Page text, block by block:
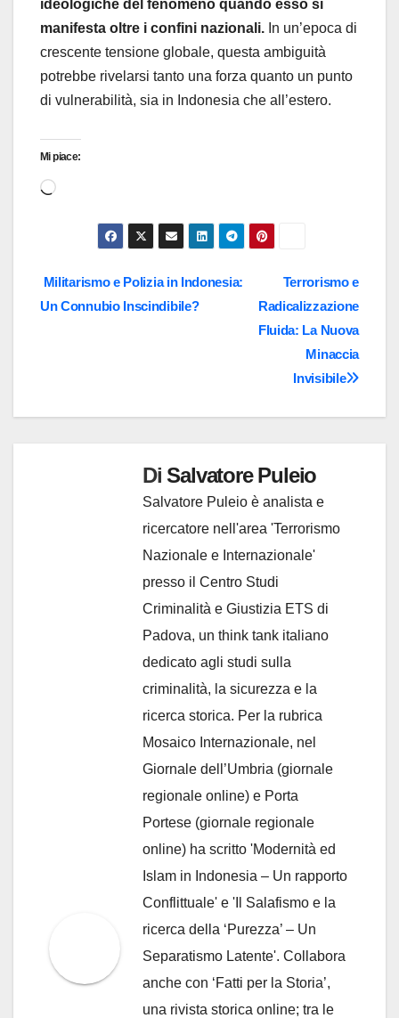
ideologiche del fenomeno quando esso si
manifesta oltre i confini nazionali. In un’epoca di
crescente tensione globale, questa ambiguità
potrebbe rivelarsi tanto una forza quanto un punto
di vulnerabilità, sia in Indonesia che all’estero.
Mi piace:
Caricamento
Navigazione
Terrorismo e
Radicalizzazione
Fluida: La Nuova
Minaccia
Invisibile
Militarismo e Polizia in Indonesia:
Un Connubio Inscindibile?
DiSalvatore Puleio
Salvatore Puleio è analista e
ricercatore nell'area 'Terrorismo
Nazionale e Internazionale'
presso il Centro Studi
Criminalità e Giustizia ETS di
Padova, un think tank italiano
dedicato agli studi sulla
criminalità, la sicurezza e la
ricerca storica. Per la rubrica
Mosaico Internazionale, nel
Giornale dell’Umbria (giornale
regionale online) e Porta
Portese (giornale regionale
online) ha scritto 'Modernità ed
Islam in Indonesia – Un rapporto
Conflittuale' e 'Il Salafismo e la
ricerca della ‘Purezza’ – Un
Separatismo Latente'. Collabora
anche con ‘Fatti per la Storia’,
una rivista storica online; tra le